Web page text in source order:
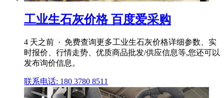
工业生石灰价格 百度爱采购
4 天之前 · 免费查询更多工业生石灰价格详细参数、实
时报价、行情走势、优质商品批发/供应信息等,您还可以
发布询价信息。
联系电话: 180 3780 8511